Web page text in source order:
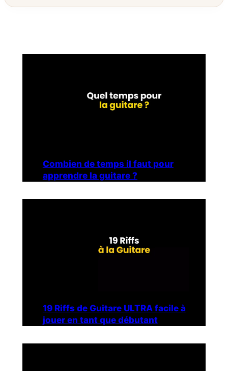
Combien de temps il faut pour
apprendre la guitare ?
19 Riffs de Guitare ULTRA facile à
jouer en tant que débutant